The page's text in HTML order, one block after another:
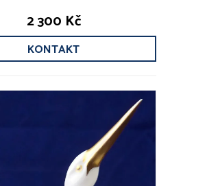
2 300 Kč
KONTAKT